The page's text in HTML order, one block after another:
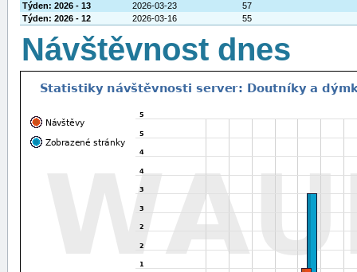
Týden: 2026 - 13
2026-03-23
57
Týden: 2026 - 12
2026-03-16 55
Návštěvnost dnes